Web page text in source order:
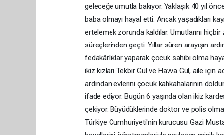
geleceğeumutlabakıyor.Yaklaşık 40yıl
babaolmayı hayal etti. Ancakyaşadıkları
ertelemek zorunda kaldılar. Umutlarını hiçbir
süreçlerindengeçti.Yıllar süren arayışın
fedakârlıklaryaparak çocuk sahibiolma
ikizkızları TekbirGülve Havva Gül, aile için
ardındanevlerini çocuk kahkahalarının
ifade ediyor.Bugün6 yaşındaolanikiz
çekiyor.Büyüdüklerindedoktorve polis
Türkiye Cumhuriyeti'ninkurucusu Gazi